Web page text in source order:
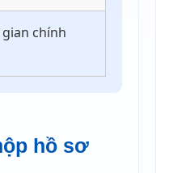
chính
hồ sơ